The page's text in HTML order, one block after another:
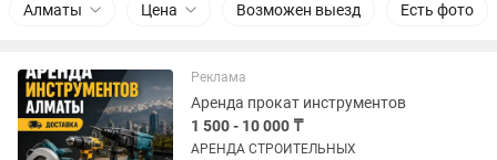
Алматы Цена Возможен выезд Есть фото
Реклама
Аренда прокат инструментов
1 500 - 10 000 ₸
АРЕНДА СТРОИТЕЛЬНЫХ